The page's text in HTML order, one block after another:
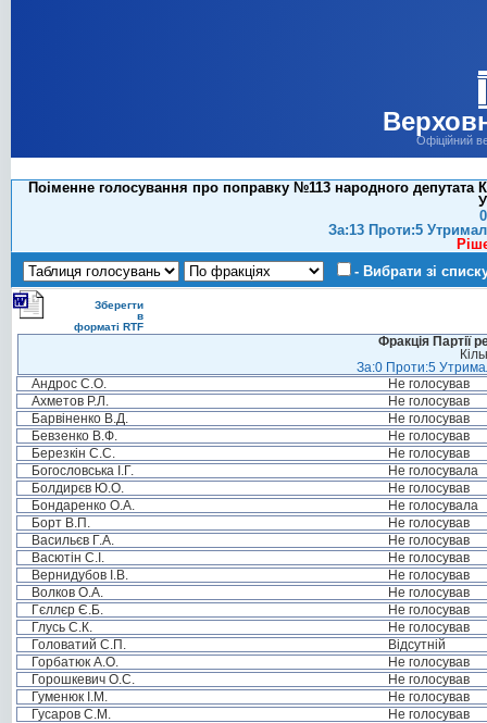
Офіційний
Поіменне голосування про поправку №113 народного депутата
За:13 Проти:5
- Вибрати зі
Зберегти
в
форматі RTF
Фракція Партії
За:0 Проти:5
Андрос С.О.
Не голосував
Ахметов Р.Л.
Не голосував
Барвіненко В.Д.
Не голосував
Бевзенко В.Ф.
Не голосував
Березкін С.С.
Не голосував
Богословська І.Г.
Не голосувала
Болдирєв Ю.О.
Не голосував
Бондаренко О.А.
Не голосувала
Борт В.П.
Не голосував
Васильєв Г.А.
Не голосував
Васютін С.І.
Не голосував
Вернидубов І.В.
Не голосував
Волков О.А.
Не голосував
Гєллєр Є.Б.
Не голосував
Глусь С.К.
Не голосував
Головатий С.П.
Відсутній
Горбатюк А.О.
Не голосував
Горошкевич О.С.
Не голосував
Гуменюк І.М.
Не голосував
Гусаров С.М.
Не голосував